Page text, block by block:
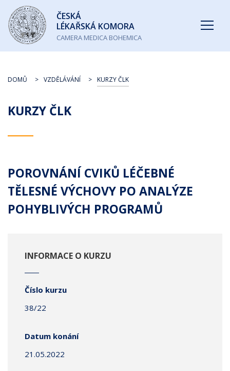
Česká
lékařská
komora
ČESKÁ
LÉKAŘSKÁ KOMORA
CAMERA MEDICA BOHEMICA
KURZY ČLK
DOMŮ VZDĚLÁVÁNÍ KURZY ČLK
POROVNÁNÍ CVIKŮ LÉČEBNÉ
TĚLESNÉ VÝCHOVY PO ANALÝZE
POHYBLIVÝCH PROGRAMŮ
INFORMACE O KURZU
Číslo kurzu
38/22
Datum konání
21.05.2022